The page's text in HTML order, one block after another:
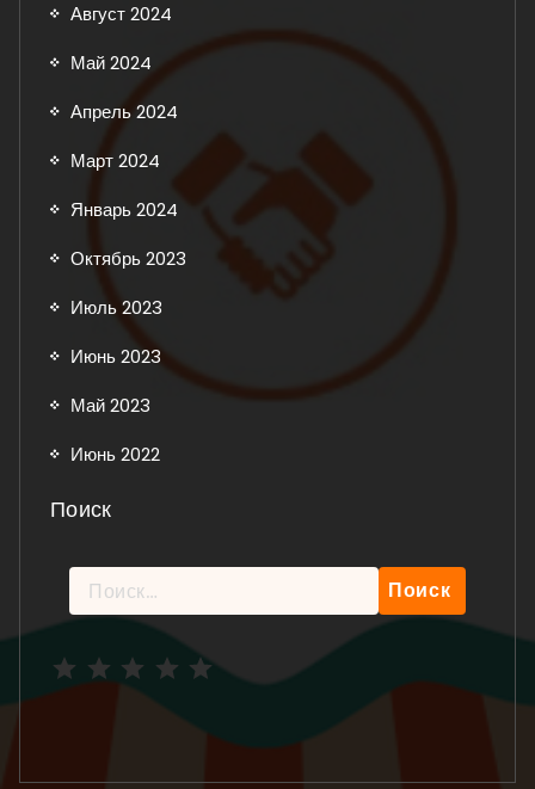
Август 2024
Май 2024
Апрель 2024
Март 2024
Январь 2024
Октябрь 2023
Июль 2023
Июнь 2023
Май 2023
Июнь 2022
Поиск
Найти: